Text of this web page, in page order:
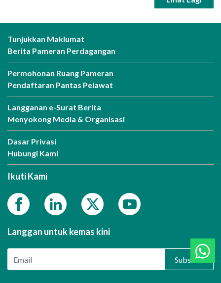
Tunjukkan Maklumat
Berita Pameran Perdagangan
Permohonan Ruang Pameran
Pendaftaran Pantas Pelawat
Langganan e-Surat Berita
Menyokong Media & Organisasi
Dasar Privasi
Hubungi Kami
Ikuti Kami
Langgan untuk kemas kini
Subscribe